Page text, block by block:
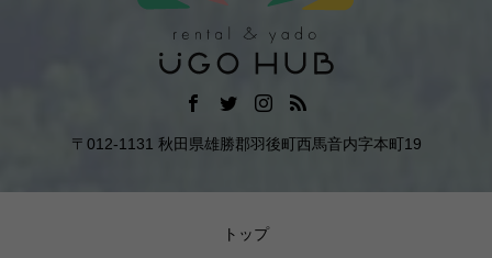
〒012-1131 秋田県雄勝郡羽後町西馬音内字本町19
トップ